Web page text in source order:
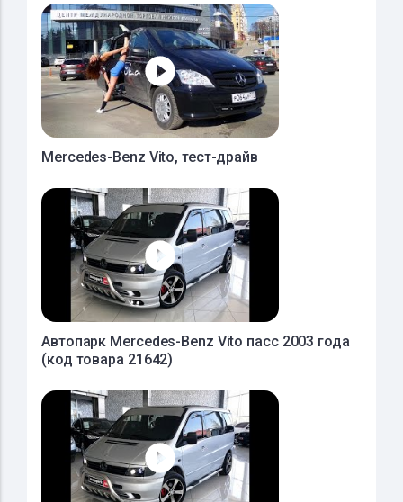
Mercedes-Benz Vito, тест-драйв
Автопарк Mercedes-Benz Vito пасс 2003 года
(код товара 21642)